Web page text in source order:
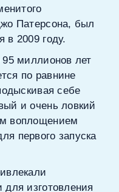
Патерсона, был
в 2009 году.
95 миллионов лет
по равнине
себе
и очень ловкий
воплощением
первого запуска
для изготовления